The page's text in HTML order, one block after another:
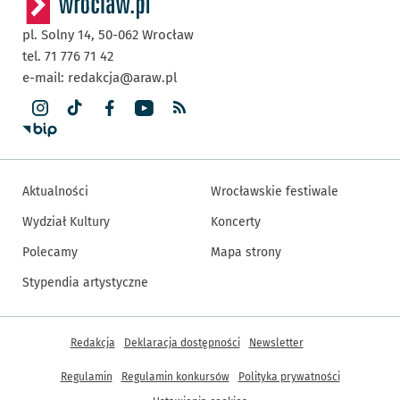
pl. Solny 14, 50-062 Wrocław
tel. 71 776 71 42
e-mail: redakcja@araw.pl
Aktualności
Wydział Kultury
Polecamy
Stypendia artystyczne
Wrocławskie festiwale
Koncerty
Mapa strony
Inne informacje
Redakcja Deklaracja dostępności Newsletter
Regulamin Regulamin konkursów
Polityka prywatności